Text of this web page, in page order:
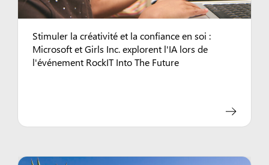
Stimuler la créativité et la confiance en soi :
Microsoft et Girls Inc. explorent l'IA lors de
l'événement RockIT Into The Future